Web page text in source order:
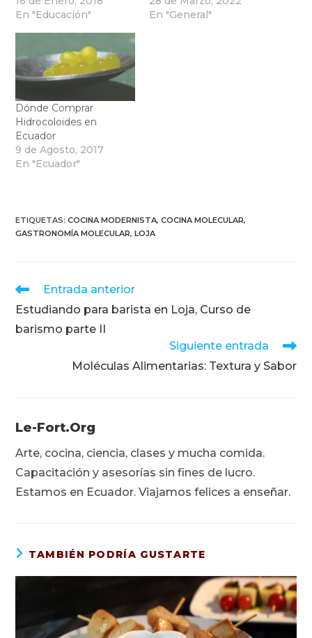
En "Educación"
En "General"
Dónde Comprar
Hidrocoloides en
Ecuador
9 de Agosto, 2017
En "Ecuador"
ETIQUETAS:COCINA MODERNISTA, COCINA MOLECULAR,
GASTRONOMÍA MOLECULAR, LOJA
Leer
artículos
Entrada anterior
Estudiando para barista en Loja, Curso de
barismo parte II
Siguiente entrada
Moléculas Alimentarias: Textura y Sabor
Le-Fort.org
Arte, cocina, ciencia, clases y mucha comida.
Capacitación y asesorías sin fines de lucro.
Estamos en Ecuador. Viajamos felices a enseñar.
TAMBIÉN PODRÍA GUSTARTE